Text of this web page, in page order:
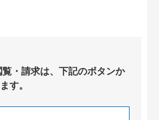
・請求は、下記のボタンか
す。